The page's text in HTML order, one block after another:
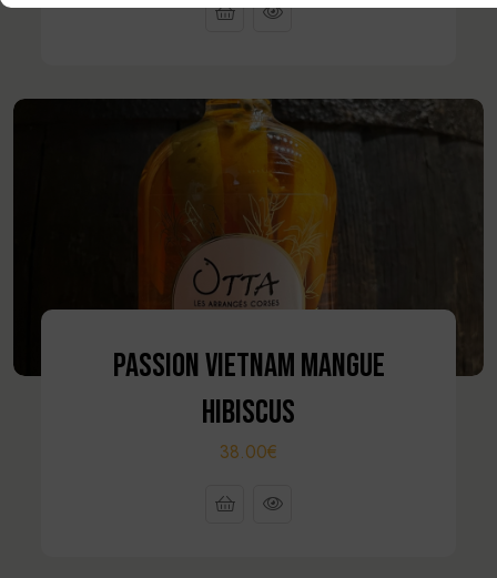
PASSION VIETNAM MANGUE
HIBISCUS
38.00€